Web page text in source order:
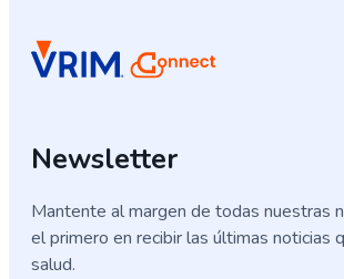
Newsletter
Mantente al margen de todas nuestras
el primero en recibir las últimas noticias
salud.